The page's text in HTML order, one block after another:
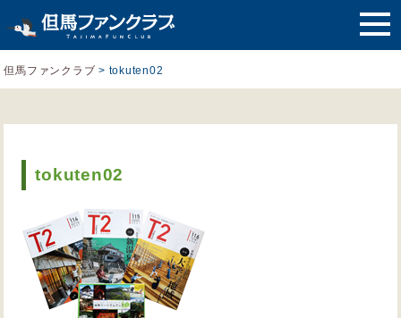
但馬ファンクラブ > tokuten02
tokuten02